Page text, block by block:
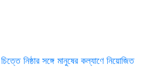
নিষ্ঠার সঙ্গে মানুষের কল্যাণে নিয়োজিত